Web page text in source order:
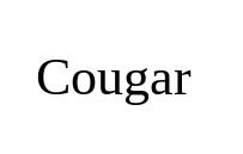
Cougar